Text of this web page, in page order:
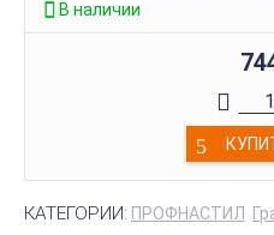
В наличии
КАТЕГОРИИ: ПРОФНАСТИЛ